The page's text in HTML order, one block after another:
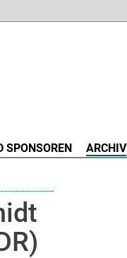
SPONSOREN ARCHIV